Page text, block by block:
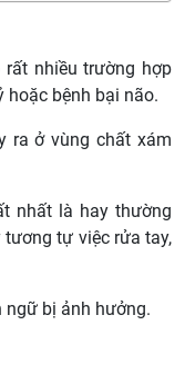
nhiều trường hợp
bệnh bại não.
ra ở vùng chất xám
nhất là hay thường
tự việc rửa tay,
ngữ bị ảnh hưởng.